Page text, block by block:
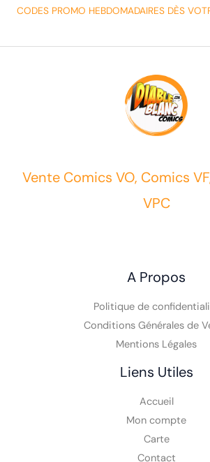
CODES PROMO HEBDOMADAIRES DÈS
Vente Comics VO, Comics
VPC
A Propos
Politique de
Conditions Générales de
Mentions Légales
Liens Utiles
Accueil
Mon compte
Carte
Contact